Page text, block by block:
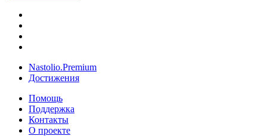
Nastolio.Premium
Достижения
Помощь
Поддержка
Контакты
О проекте